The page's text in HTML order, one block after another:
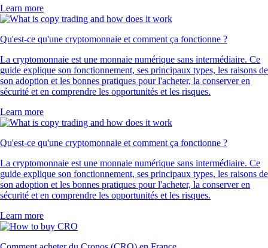
Learn more
Qu'est-ce qu'une cryptomonnaie et comment ça fonctionne ?
La cryptomonnaie est une monnaie numérique sans intermédiaire. Ce
guide explique son fonctionnement, ses principaux types, les raisons de
son adoption et les bonnes pratiques pour l'acheter, la conserver en
sécurité et en comprendre les opportunités et les risques.
Learn more
Qu'est-ce qu'une cryptomonnaie et comment ça fonctionne ?
La cryptomonnaie est une monnaie numérique sans intermédiaire. Ce
guide explique son fonctionnement, ses principaux types, les raisons de
son adoption et les bonnes pratiques pour l'acheter, la conserver en
sécurité et en comprendre les opportunités et les risques.
Learn more